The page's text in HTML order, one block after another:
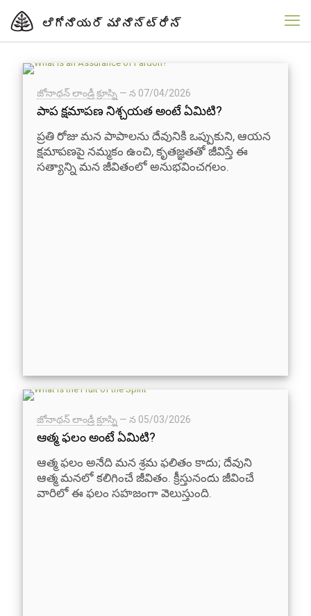
జోనాథన్ లాండ్రీ క్రూస్ని — న 07/04/2026
పాప క్షమాపణ నిశ్చయత అంటే ఏమిటి?
ప్రతి రోజు మన పాపాలను దేవునికి ఒప్పుకుని, ఆయన
క్షమాపణపై నమ్మకం ఉంచి, కృతజ్ఞతతో జీవిస్తే ఈ
సత్యాన్ని మన జీవితంలో అనుభవించగలం.
జోనాథన్ లాండ్రీ క్రూస్ని — న 05/03/2026
ఆత్మ ఫలం అంటే ఏమిటి?
ఆత్మ ఫలం అనేది మన శ్రమ ఫలితం కాదు; దేవుని
ఆత్మ మనలో కలిగించే జీవితం. క్రీస్తునందు జీవించే
వారిలో ఈ ఫలం సహజంగా వెలుస్తుంది.